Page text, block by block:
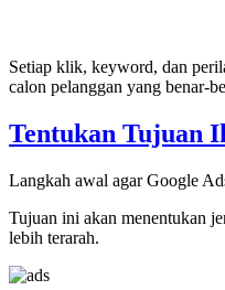
Setiap klik, keyword, dan
calon pelanggan yang benar-
Tentukan Tujuan
Langkah awal agar Google
Tujuan ini akan menentukan
lebih terarah.